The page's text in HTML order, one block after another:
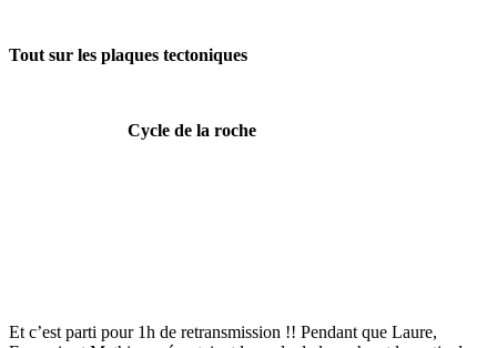
Tout sur les plaques tectoniques
Cycle de la roche
Et c’est parti pour 1h de retransmission !! Pendant que Laure,